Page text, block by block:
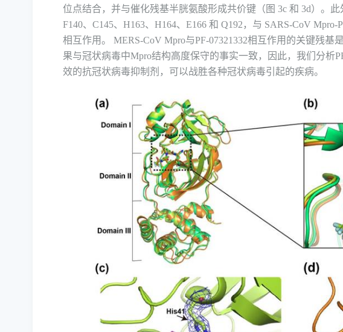
位点结合，并与催化残基半胱氨酸形成共价键（图 3c 和 3d）。此
F140、 C145、 H163、 H164、 E166 和 Q192 ，与 SARS-CoV Mpro-
相互作用。 MERS-CoV Mpro与PF-07321332相互作用的关键残基
果与冠状病毒中Mpro结构高度保守的事实一致，因此，我们分析
效的抗冠状病毒抑制剂，可以战胜各种冠状病毒引起的疾病。